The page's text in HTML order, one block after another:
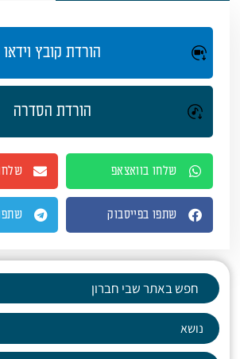
הורדת קובץ וידאו
הורדת הסדרה
שלחו בוואצאפ
שתפו בפייסבוק